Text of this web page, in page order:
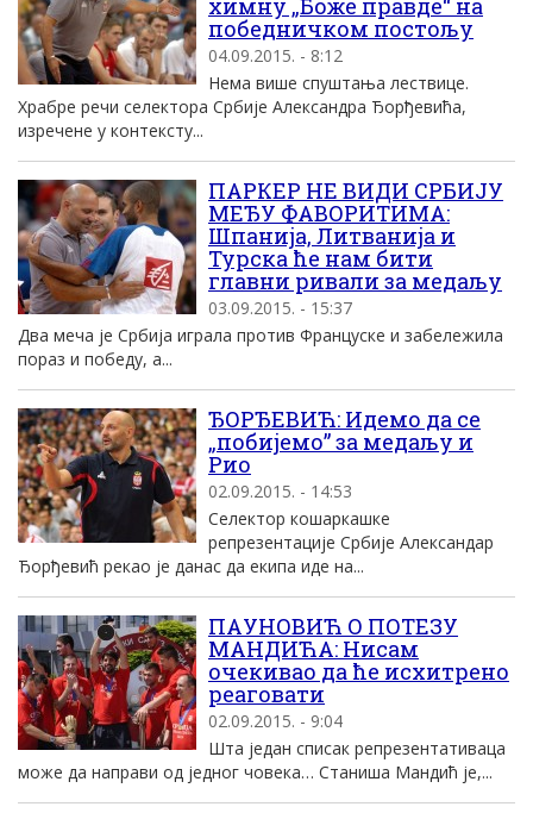
химну „Боже правде“ на
победничком постољу
04.09.2015. - 8:12
Нема више спуштања лествице.
Храбре речи селектора Србије Александра Ђорђевића,
изречене у контексту...
ПАРКЕР НЕ ВИДИ СРБИЈУ
МЕЂУ ФАВОРИТИМА:
Шпанија, Литванија и
Турска ће нам бити
главни ривали за медаљу
03.09.2015. - 15:37
Два меча је Србија играла против Француске и забележила
пораз и победу, а...
ЂОРЂЕВИЋ: Идемо да се
„побијемо” за медаљу и
Рио
02.09.2015. - 14:53
Селектор кошаркашке
репрезентације Србије Александар
Ђорђевић рекао је данас да екипа иде на...
ПАУНОВИЋ О ПОТЕЗУ
МАНДИЋА: Нисам
очекивао да ће исхитрено
реаговати
02.09.2015. - 9:04
Шта један списак репрезентативаца
може да направи од једног човека… Станиша Мандић је,...